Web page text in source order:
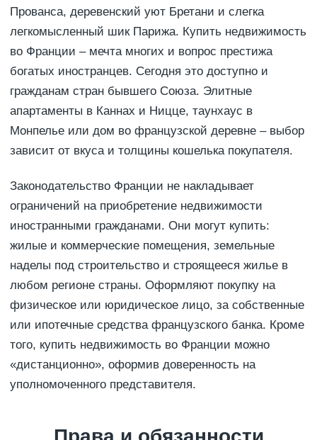
Прованса, деревенский уют Бретани и слегка
легкомысленный шик Парижа. Купить недвижимость
во Франции – мечта многих и вопрос престижа
богатых иностранцев. Сегодня это доступно и
гражданам стран бывшего Союза. Элитные
апартаменты в Каннах и Ницце, таунхаус в
Монпелье или дом во французской деревне – выбор
зависит от вкуса и толщины кошелька покупателя.
Законодательство Франции не накладывает
ограничений на приобретение недвижимости
иностранными гражданами. Они могут купить:
жилые и коммерческие помещения, земельные
наделы под строительство и строящееся жилье в
любом регионе страны. Оформляют покупку на
физическое или юридическое лицо, за собственные
или ипотечные средства французского банка. Кроме
того, купить недвижимость во Франции можно
«дистанционно», оформив доверенность на
уполномоченного представителя.